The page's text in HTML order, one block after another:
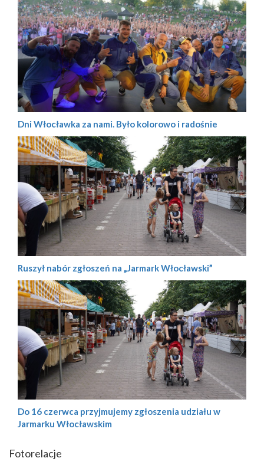
Dni Włocławka za nami. Było kolorowo i radośnie
Ruszył nabór zgłoszeń na „Jarmark Włocławski”
Do 16 czerwca przyjmujemy zgłoszenia udziału w
Jarmarku Włocławskim
Fotorelacje